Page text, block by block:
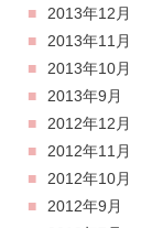
2013年12月
2013年11月
2013年10月
2013年9月
2012年12月
2012年11月
2012年10月
2012年9月